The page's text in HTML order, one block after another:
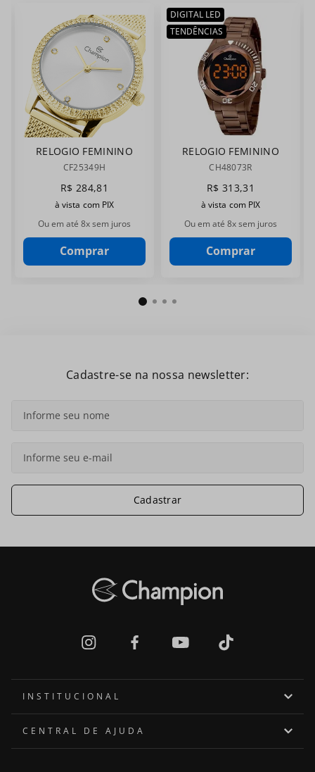
RELOGIO FEMININO
CHAMPION
CF25349H
R$ 284,81
à vista com PIX
Ou em até 8x sem juros
Comprar
DIGITAL LED
TENDÊNCIAS
RELOGIO FEMININO
CHAMPION
CH48073R
R$ 313,31
à vista com PIX
Ou em até 8x sem juros
Comprar
Cadastre-se na nossa newsletter:
Cadastrar
INSTITUCIONAL
Quem somos
CENTRAL DE AJUDA